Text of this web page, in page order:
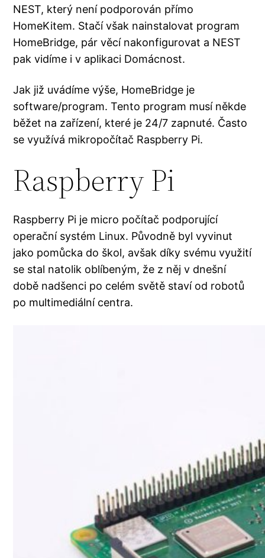
NEST, který není podporován přímo
HomeKitem. Stačí však nainstalovat program
HomeBridge, pár věcí nakonfigurovat a NEST
pak vidíme i v aplikaci Domácnost.
Jak již uvádíme výše, HomeBridge je
software/program. Tento program musí někde
běžet na zařízení, které je 24/7 zapnuté. Často
se využívá mikropočítač Raspberry Pi.
Raspberry Pi
Raspberry Pi je micro počítač podporující
operační systém Linux. Původně byl vyvinut
jako pomůcka do škol, avšak díky svému využití
se stal natolik oblíbeným, že z něj v dnešní
době nadšenci po celém světě staví od robotů
po multimediální centra.